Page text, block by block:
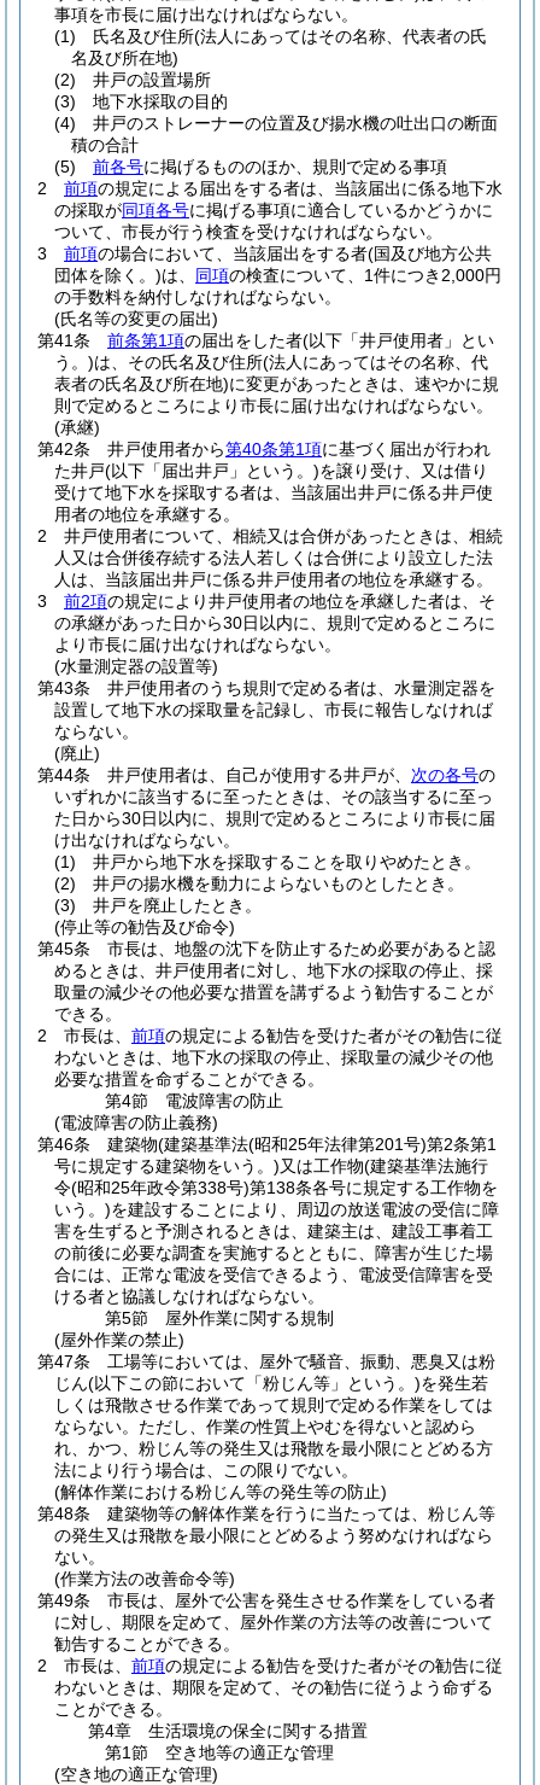
事項を市長に届け出なければならない。
(1)
氏名及び住所(法人にあってはその名称、代表者の氏
名及び所在地)
(2)
井戸の設置場所
(3)
地下水採取の目的
(4)
井戸のストレーナーの位置及び揚水機の吐出口の断面
積の合計
(5)
前各号に掲げるもののほか、規則で定める事項
2
前項の規定による届出をする者は、当該届出に係る地下水
の採取が同項各号に掲げる事項に適合しているかどうかに
ついて、市長が行う検査を受けなければならない。
3
前項の場合において、当該届出をする者(国及び地方公共
団体を除く。)は、 同項の検査について、1件につき2,000円
の手数料を納付しなければならない。
(氏名等の変更の届出)
第41条
前条第1項の届出をした者(以下「井戸使用者」とい
う。)は、その氏名及び住所(法人にあってはその名称、代
表者の氏名及び所在地)に変更があったときは、速やかに規
則で定めるところにより市長に届け出なければならない。
(承継)
第42条
井戸使用者から第40条第1項に基づく届出が行われ
た井戸(以下「届出井戸」という。)を譲り受け、又は借り
受けて地下水を採取する者は、当該届出井戸に係る井戸使
用者の地位を承継する。
2
井戸使用者について、相続又は合併があったときは、相続
人又は合併後存続する法人若しくは合併により設立した法
人は、当該届出井戸に係る井戸使用者の地位を承継する。
3
前2項の規定により井戸使用者の地位を承継した者は、そ
の承継があった日から30日以内に、規則で定めるところに
より市長に届け出なければならない。
(水量測定器の設置等)
第43条
井戸使用者のうち規則で定める者は、水量測定器を
設置して地下水の採取量を記録し、市長に報告しなければ
ならない。
(廃止)
第44条
井戸使用者は、自己が使用する井戸が、 次の各号の
いずれかに該当するに至ったときは、その該当するに至っ
た日から30日以内に、規則で定めるところにより市長に届
け出なければならない。
(1)
井戸から地下水を採取することを取りやめたとき。
(2)
井戸の揚水機を動力によらないものとしたとき。
(3)
井戸を廃止したとき。
(停止等の勧告及び命令)
第45条
市長は、地盤の沈下を防止するため必要があると認
めるときは、井戸使用者に対し、地下水の採取の停止、採
取量の減少その他必要な措置を講ずるよう勧告することが
できる。
2
市長は、 前項の規定による勧告を受けた者がその勧告に従
わないときは、地下水の採取の停止、採取量の減少その他
必要な措置を命ずることができる。
第4節
電波障害の防止
(電波障害の防止義務)
第46条
建築物(建築基準法(昭和25年法律第201号)第2条第1
号に規定する建築物をいう。)又は工作物(建築基準法施行
令(昭和25年政令第338号)第138条各号に規定する工作物を
いう。)を建設することにより、周辺の放送電波の受信に障
害を生ずると予測されるときは、建築主は、建設工事着工
の前後に必要な調査を実施するとともに、障害が生じた場
合には、正常な電波を受信できるよう、電波受信障害を受
ける者と協議しなければならない。
第5節
屋外作業に関する規制
(屋外作業の禁止)
第47条
工場等においては、屋外で騒音、振動、悪臭又は粉
じん(以下この節において「粉じん等」という。)を発生若
しくは飛散させる作業であって規則で定める作業をしては
ならない。 ただし、作業の性質上やむを得ないと認めら
れ、かつ、粉じん等の発生又は飛散を最小限にとどめる方
法により行う場合は、この限りでない。
(解体作業における粉じん等の発生等の防止)
第48条
建築物等の解体作業を行うに当たっては、粉じん等
の発生又は飛散を最小限にとどめるよう努めなければなら
ない。
(作業方法の改善命令等)
第49条
市長は、屋外で公害を発生させる作業をしている者
に対し、期限を定めて、屋外作業の方法等の改善について
勧告することができる。
2
市長は、 前項の規定による勧告を受けた者がその勧告に従
わないときは、期限を定めて、その勧告に従うよう命ずる
ことができる。
第4章
生活環境の保全に関する措置
第1節
空き地等の適正な管理
(空き地の適正な管理)